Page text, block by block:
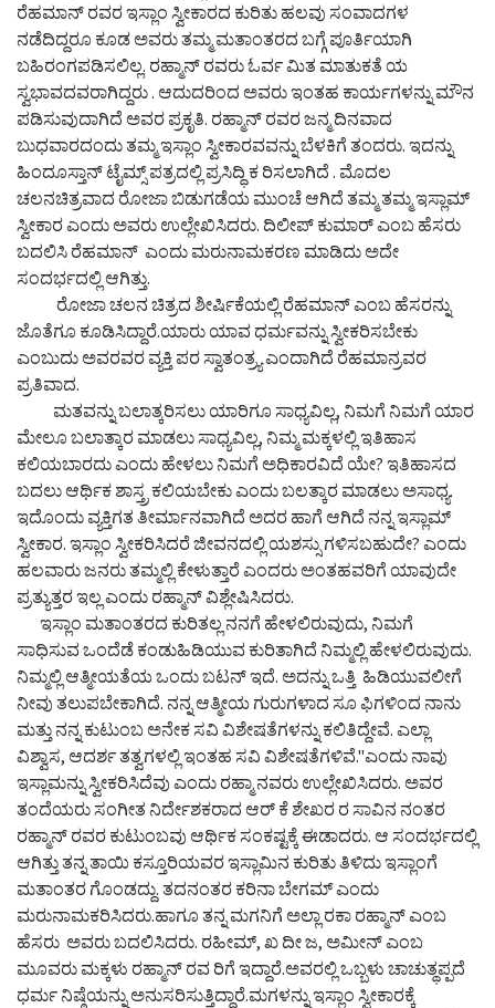
ರೆಹಮಾನ್ ರವರ ಇಸ್ಲಾಂ ಸ್ವೀಕಾರದ ಕುರಿತು ಹಲವು ಸಂವಾದಗಳ
ನಡೆದಿದ್ದರೂ ಕೂಡ ಅವರು ತಮ್ಮ ಮತಾಂತರದ ಬಗ್ಗೆ ಪೂರ್ತಿಯಾಗಿ
ಬಹಿರಂಗಪಡಿಸಲಿಲ್ಲ. ರಹ್ಮಾನ್ ರವರು ಓರ್ವ ಮಿತ ಮಾತುಕತೆ ಯ
ಸ್ವಭಾವದವರಾಗಿದ್ದರು . ಆದುದರಿಂದ ಅವರು ಇಂತಹ ಕಾರ್ಯಗಳನ್ನು ಮೌನ
ಪಡಿಸುವುದಾಗಿದೆ ಅವರ ಪ್ರಕೃತಿ. ರಹ್ಮಾನ್ ರವರ ಜನ್ಮ ದಿನವಾದ
ಬುಧವಾರದಂದು ತಮ್ಮ ಇಸ್ಲಾಂ ಸ್ವೀಕಾರವವನ್ನು ಬೆಳಕಿಗೆ ತಂದರು. ಇದನ್ನು
ಹಿಂದೂಸ್ತಾನ್ ಟೈಮ್ಸ್ ಪತ್ರದಲ್ಲಿ ಪ್ರಸಿದ್ಧಿ ಕ ರಿಸಲಾಗಿದೆ . ಮೊದಲ
ಚಲನಚಿತ್ರವಾದ ರೋಜಾ ಬಿಡುಗಡೆಯ ಮುಂಚೆ ಆಗಿದೆ ತಮ್ಮ ತಮ್ಮ ಇಸ್ಲಾಮ್
ಸ್ವೀಕಾರ ಎಂದು ಅವರು ಉಲ್ಲೇಖಿಸಿದರು. ದಿಲೀಪ್ ಕುಮಾರ್ ಎಂಬ ಹೆಸರು
ಬದಲಿಸಿ ರೆಹಮಾನ್ ಎಂದು ಮರುನಾಮಕರಣ ಮಾಡಿದು ಅದೇ
ಸಂದರ್ಭದಲ್ಲಿ ಆಗಿತ್ತು.
ರೋಜಾ ಚಲನ ಚಿತ್ರದ ಶೀರ್ಷಿಕೆಯಲ್ಲಿ ರೆಹಮಾನ್ ಎಂಬ ಹೆಸರನ್ನು
ಜೊತೆಗೂ ಕೂಡಿಸಿದ್ದಾರೆ.ಯಾರು ಯಾವ ಧರ್ಮವನ್ನು ಸ್ವೀಕರಿಸಬೇಕು
ಎಂಬುದು ಅವರವರ ವ್ಯಕ್ತಿ ಪರ ಸ್ವಾತಂತ್ರ್ಯ ಎಂದಾಗಿದೆ ರೆಹಮಾನ್ರವರ
ಪ್ರತಿವಾದ.
ಮತವನ್ನು ಬಲಾತ್ಕರಿಸಲು ಯಾರಿಗೂ ಸಾಧ್ಯವಿಲ್ಲ, ನಿಮಗೆ ನಿಮಗೆ ಯಾರ
ಮೇಲೂ ಬಲಾತ್ಕಾರ ಮಾಡಲು ಸಾಧ್ಯವಿಲ್ಲ, ನಿಮ್ಮ ಮಕ್ಕಳಲ್ಲಿ ಇತಿಹಾಸ
ಕಲಿಯಬಾರದು ಎಂದು ಹೇಳಲು ನಿಮಗೆ ಅಧಿಕಾರವಿದೆ ಯೇ? ಇತಿಹಾಸದ
ಬದಲು ಆರ್ಥಿಕ ಶಾಸ್ತ್ರ ಕಲಿಯಬೇಕು ಎಂದು ಬಲತ್ಕಾರ ಮಾಡಲು ಅಸಾಧ್ಯ.
ಇದೊಂದು ವ್ಯಕ್ತಿಗತ ತೀರ್ಮಾನವಾಗಿದೆ ಅದರ ಹಾಗೆ ಆಗಿದೆ ನನ್ನ ಇಸ್ಲಾಮ್
ಸ್ವೀಕಾರ. ಇಸ್ಲಾಂ ಸ್ವೀಕರಿಸಿದರೆ ಜೀವನದಲ್ಲಿ ಯಶಸ್ಸು ಗಳಿಸಬಹುದೇ? ಎಂದು
ಹಲವಾರು ಜನರು ತಮ್ಮಲ್ಲಿ ಕೇಳುತ್ತಾರೆ ಎಂದರು ಅಂತಹವರಿಗೆ ಯಾವುದೇ
ಪ್ರತ್ಯುತ್ತರ ಇಲ್ಲ ಎಂದು ರಹ್ಮಾನ್ ವಿಶ್ಲೇಷಿಸಿದರು.
ಇಸ್ಲಾಂ ಮತಾಂತರದ ಕುರಿತಲ್ಲ ನನಗೆ ಹೇಳಲಿರುವುದು, ನಿಮಗೆ
ಸಾಧಿಸುವ ಒಂದೆಡೆ ಕಂಡುಹಿಡಿಯುವ ಕುರಿತಾಗಿದೆ ನಿಮ್ಮಲ್ಲಿ ಹೇಳಲಿರುವುದು.
ನಿಮ್ಮಲ್ಲಿ ಆತ್ಮೀಯತೆಯ ಒಂದು ಬಟನ್ ಇದೆ. ಅದನ್ನು ಒತ್ತಿ ಹಿಡಿಯುವಲೀಗೆ
ನೀವು ತಲುಪಬೇಕಾಗಿದೆ. ನನ್ನ ಆತ್ಮೀಯ ಗುರುಗಳಾದ ಸೂ ಫಿಗಳಿಂದ ನಾನು
ಮತ್ತು ನನ್ನ ಕುಟುಂಬ ಅನೇಕ ಸವಿ ವಿಶೇಷತೆಗಳನ್ನು ಕಲಿತಿದ್ದೇವೆ. ಎಲ್ಲಾ
ವಿಶ್ವಾಸ, ಆದರ್ಶ ತತ್ವಗಳಲ್ಲಿ ಇಂತಹ ಸವಿ ವಿಶೇಷತೆಗಳಿವೆ."ಎಂದು ನಾವು
ಇಸ್ಲಾಮನ್ನು ಸ್ವೀಕರಿಸಿದೆವು ಎಂದು ರಹ್ಮಾ ನವರು ಉಲ್ಲೇಖಿಸಿದರು. ಅವರ
ತಂದೆಯರು ಸಂಗೀತ ನಿರ್ದೇಶಕರಾದ ಆರ್ ಕೆ ಶೇಖರ ರ ಸಾವಿನ ನಂತರ
ರಹ್ಮಾನ್ ರವರ ಕುಟುಂಬವು ಆರ್ಥಿಕ ಸಂಕಷ್ಟಕ್ಕೆ ಈಡಾದರು. ಆ ಸಂದರ್ಭದಲ್ಲಿ
ಆಗಿತ್ತು ತನ್ನ ತಾಯಿ ಕಸ್ತೂರಿಯವರ ಇಸ್ಲಾಮಿನ ಕುರಿತು ತಿಳಿದು ಇಸ್ಲಾಂಗೆ
ಮತಾಂತರ ಗೊಂಡದ್ದು. ತದನಂತರ ಕರಿನಾ ಬೇಗಮ್ ಎಂದು
ಮರುನಾಮಕರಿಸಿದರು.ಹಾಗೂ ತನ್ನ ಮಗನಿಗೆ ಅಲ್ಲಾ ರಕಾ ರಹ್ಮಾನ್ ಎಂಬ
ಹೆಸರು ಅವರು ಬದಲಿಸಿದರು. ರಹೀಮ್, ಖ ದೀ ಜ, ಅಮೀನ್ ಎಂಬ
ಮೂವರು ಮಕ್ಕಳು ರಹ್ಮಾನ್ ರವ ರಿಗೆ ಇದ್ದಾರೆ.ಅವರಲ್ಲಿ ಒಬ್ಬಳು ಚಾಚುತ್ಥಪ್ಪದೆ
ಧರ್ಮ ನಿಷ್ಠೆಯನ್ನು ಅನುಸರಿಸುತ್ತಿದ್ದಾರೆ.ಮಗಳನ್ನು ಇಸ್ಲಾಂ ಸ್ವೀಕಾರಕ್ಕೆ